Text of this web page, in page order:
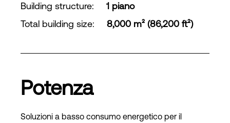
Building structure:
1 piano
Total building size: 8,000 m² (86,200 ft²)
Potenza
Soluzioni a basso consumo energetico per il